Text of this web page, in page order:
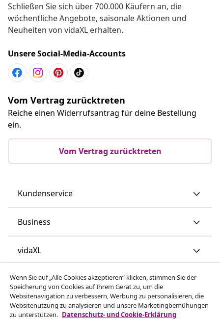
Schließen Sie sich über 700.000 Käufern an, die
wöchentliche Angebote, saisonale Aktionen und
Neuheiten von vidaXL erhalten.
Unsere Social-Media-Accounts
Vom Vertrag zurücktreten
Reiche einen Widerrufsantrag für deine Bestellung
ein.
Vom Vertrag zurücktreten
Kundenservice
Business
vidaXL
Mehr entdecken
Wenn Sie auf „Alle Cookies akzeptieren“ klicken, stimmen Sie der
Speicherung von Cookies auf Ihrem Gerät zu, um die
Websitenavigation zu verbessern, Werbung zu personalisieren, die
Websitenutzung zu analysieren und unsere Marketingbemühungen
zu unterstützen. Datenschutz- und Cookie-Erklärung